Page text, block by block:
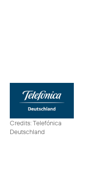
Credits: Telefónica
Deutschland